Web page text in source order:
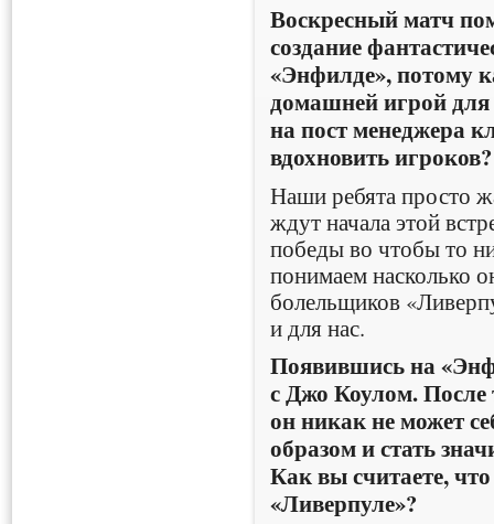
Воскресный матч
создание
«Энфилде», потому
домашней игрой
на пост менеджера
вдохновить игроков?
Наши ребята просто
ждут начала этой
победы во чтобы то
понимаем насколько
болельщиков
и для нас.
Появившись на
с Джо Коулом. После
он никак не может
образом и стать
Как вы считаете,
«Ливерпуле»?